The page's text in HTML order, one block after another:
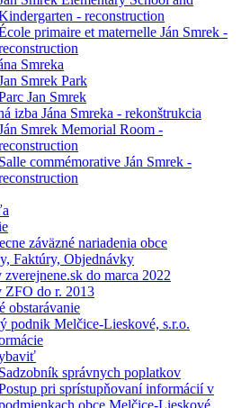
- reconstruction
primaire et maternelle Ján Smrek -
Smreka
Smrek Park
Jan Smrek
izba Jána Smreka - rekonštrukcia
Smrek Memorial Room -
Salle commémorative Ján Smrek -
záväzné nariadenia obce
Faktúry, Objednávky
do marca 2022
ZFO do r. 2013
obstarávanie
podnik Melčice-Lieskové, s.r.o.
Sadzobník správnych poplatkov
pri sprístupňovaní informácií v
obce Melčice-Lieskové